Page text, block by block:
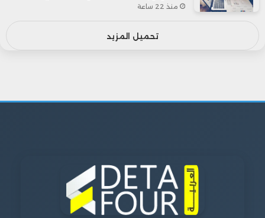
منذ 22 ساعة
تحميل المزيد